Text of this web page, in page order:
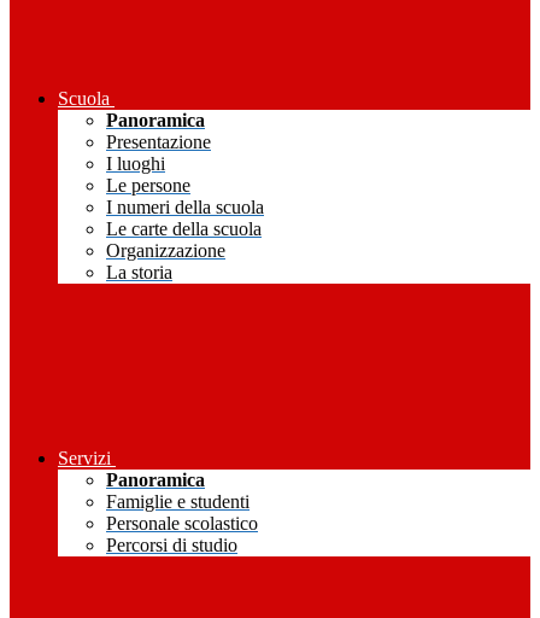
Scuola
Panoramica
Presentazione
I luoghi
Le persone
I numeri della scuola
Le carte della scuola
Organizzazione
La storia
Servizi
Panoramica
Famiglie e studenti
Personale scolastico
Percorsi di studio